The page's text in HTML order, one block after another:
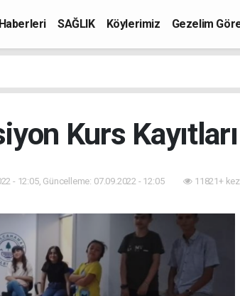
SAĞLIK Köylerimiz Gezelim
Kurs
- 12:05, Güncelleme: 07.09.2022 - 12:05 11821+